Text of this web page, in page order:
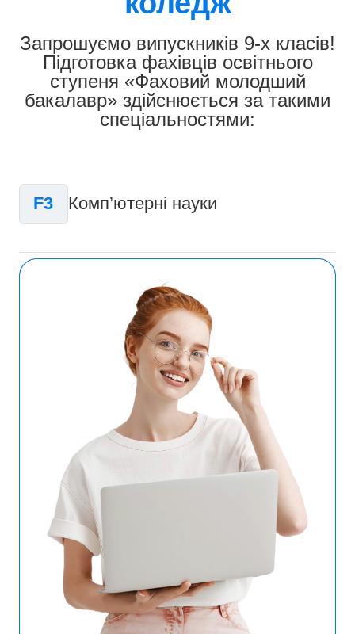
Запрошуємо випускників 9-х класів!
Підготовка фахівців освітнього
ступеня «Фаховий молодший
бакалавр» здійснюється за такими
спеціальностями:
F3 Комп’ютерні науки